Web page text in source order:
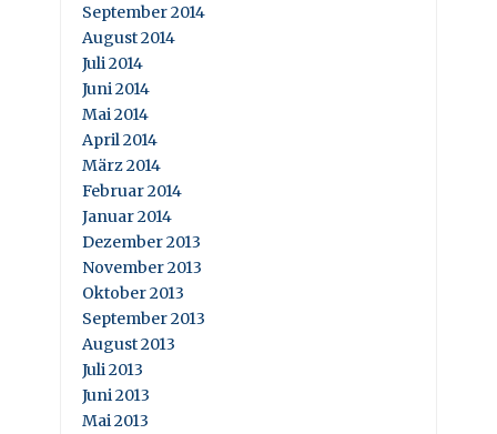
September 2014
August 2014
Juli 2014
Juni 2014
Mai 2014
April 2014
März 2014
Februar 2014
Januar 2014
Dezember 2013
November 2013
Oktober 2013
September 2013
August 2013
Juli 2013
Juni 2013
Mai 2013